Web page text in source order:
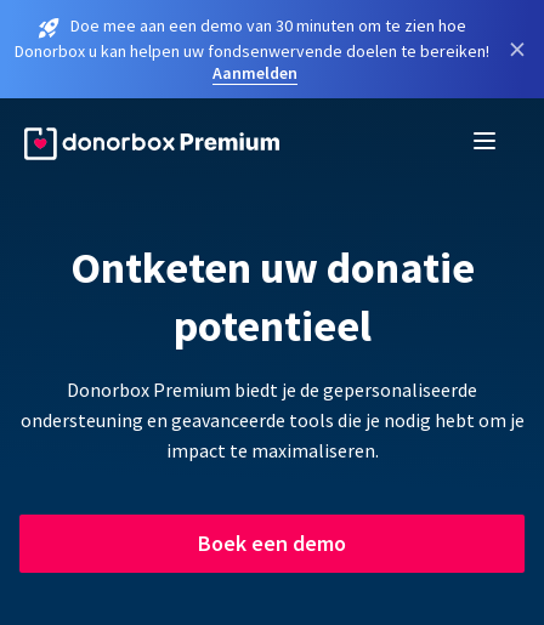
Doe mee aan een demo van 30 minuten om te zien hoe
Donorbox u kan helpen uw fondsenwervende doelen te bereiken!
Aanmelden
×
Ontketen uw donatie
potentieel
Donorbox Premium biedt je de gepersonaliseerde
ondersteuning en geavanceerde tools die je nodig hebt om je
impact te maximaliseren.
Boek een demo